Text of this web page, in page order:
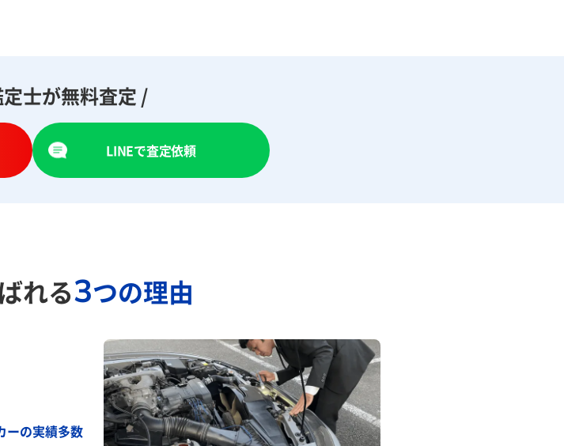
士が無料査定 /
LINEで査定依頼
れる3つの理由
ーの実績多数